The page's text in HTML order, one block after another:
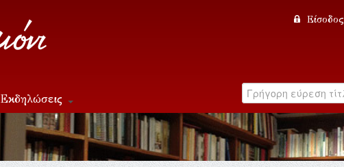
Είσοδος
Εκδηλώσεις